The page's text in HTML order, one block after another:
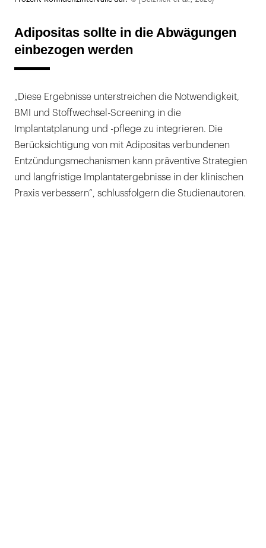
Adipositas sollte in die Abwägungen
einbezogen werden
„Diese Ergebnisse unterstreichen die Notwendigkeit,
BMI und Stoffwechsel-Screening in die
Implantatplanung und -pflege zu integrieren. Die
Berücksichtigung von mit Adipositas verbundenen
Entzündungsmechanismen kann präventive Strategien
und langfristige Implantatergebnisse in der klinischen
Praxis verbessern“, schlussfolgern die Studienautoren.